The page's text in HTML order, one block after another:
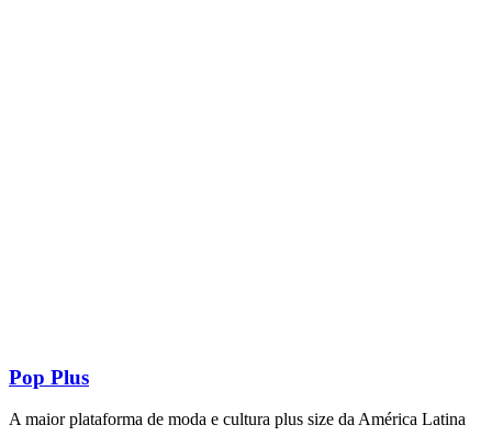
Pop Plus
A maior plataforma de moda e cultura plus size da América Latina